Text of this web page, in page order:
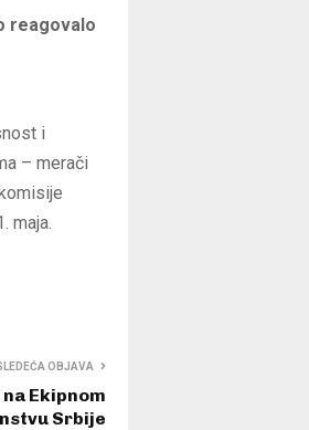
reagovalo
i
– merači
maja.
OBJAVA
Ekipnom
Srbije